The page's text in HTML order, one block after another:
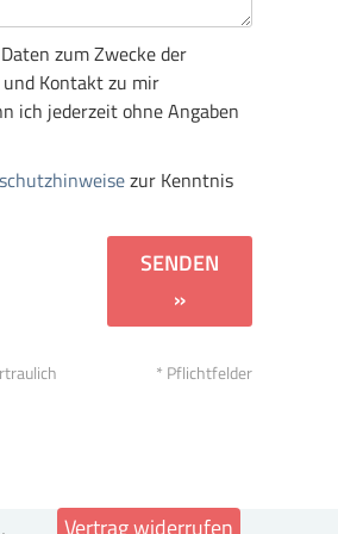
zum Zwecke der
Kontakt zu mir
ich jederzeit ohne Angaben
zur Kenntnis
SENDEN
»
* Pflichtfelder